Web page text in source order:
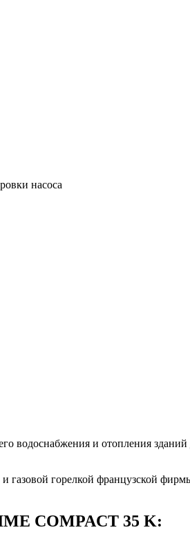
насоса
водоснабжения и отопления
горелкой французской
COMPACT 35 K: